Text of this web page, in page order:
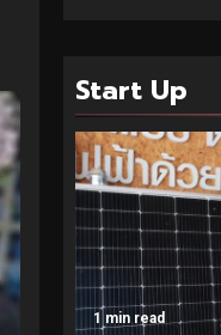
Start Up
1 min read